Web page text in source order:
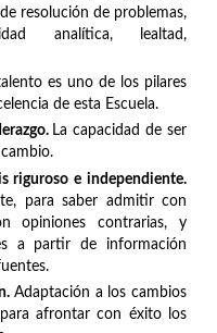
resolución de problemas,
analítica, lealtad,
es uno de los pilares
de esta Escuela.
La capacidad de ser
riguroso e independiente.
para saber admitir con
opiniones contrarias, y
a partir de información
Adaptación a los cambios
afrontar con éxito los